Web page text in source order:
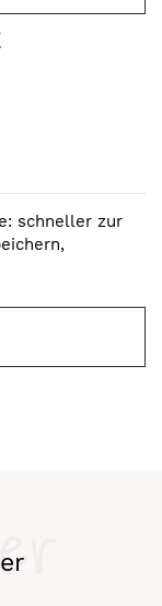
schneller zur